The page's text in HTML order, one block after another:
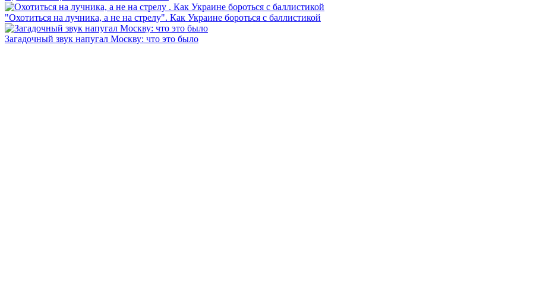
"Охотиться на лучника, а не на стрелу". Как Украине бороться с баллистикой
Загадочный звук напугал Москву: что это было